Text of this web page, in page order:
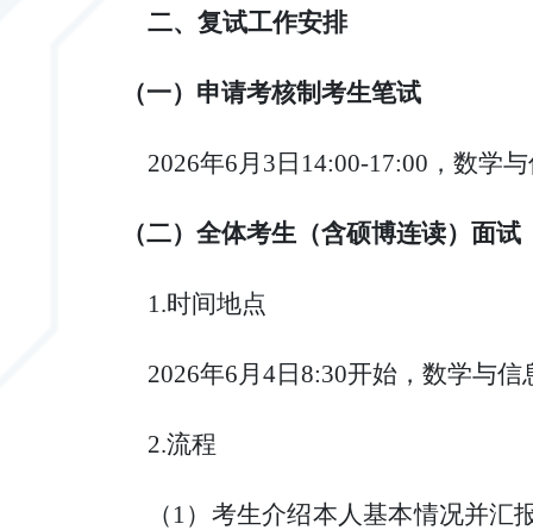
二、 复试工作安排
（一） 申请考核制考生笔试
2026年6月 3 日 14:00-17:00 ， 数学
（二） 全体考生（含硕博连读）面试
1.时间地点
2026年6月 4日 8:30开始， 数学与信
2.流程
（ 1）考生介绍本人基本情况并汇